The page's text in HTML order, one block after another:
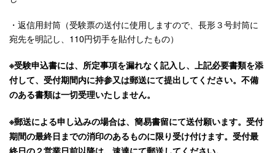
・返信用封筒（受験票の送付に使用しますので、長形３号封筒に
宛先を明記し、110円切手を貼付したもの）
※受験申込書には、所定事項を漏れなく記入し、上記必要書類を添
付して、受付期間内に持参又は郵送にて提出してください。不備
のある書類は一切受理いたしません。
※郵送による申し込みの場合は、簡易書留にて送付願います。受付
期間の最終日までの消印のあるものに限り受け付けます。受付最